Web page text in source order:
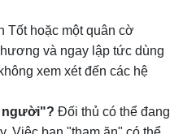
Tốt hoặc một quân cờ
và ngay lập tức dùng
xem xét đến các hệ
người"? Đối thủ có thể đang